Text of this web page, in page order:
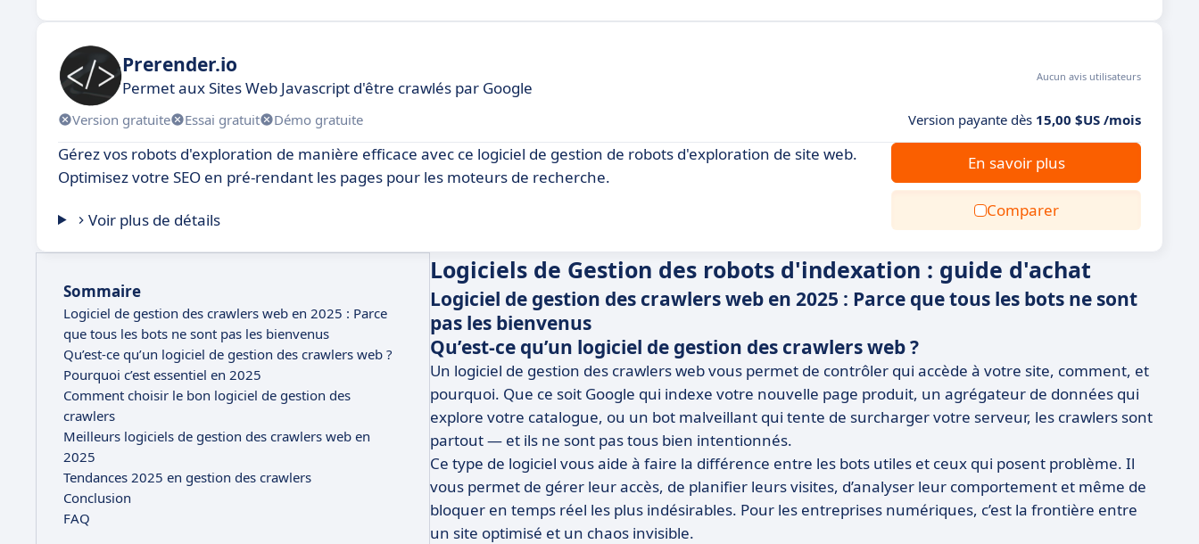
Prerender.io
Permet aux Sites Web Javascript d'être crawlés par Google
Aucun avis utilisateurs
Version gratuite Essai gratuit Démo gratuite Version payante dès 15,00 $US /mois
Gérez vos robots d'exploration de manière efficace avec ce logiciel de gestion de robots d'exploration de site web.
Optimisez votre SEO en pré-rendant les pages pour les moteurs de recherche.
Voir plus de détails
En savoir plus
Comparer
Sommaire
Logiciel de gestion des crawlers web en 2025 : Parce
que tous les bots ne sont pas les bienvenus
Qu’est-ce qu’un logiciel de gestion des crawlers web ?
Pourquoi c’est essentiel en 2025
Comment choisir le bon logiciel de gestion des
crawlers
Meilleurs logiciels de gestion des crawlers web en
2025
Tendances 2025 en gestion des crawlers
Conclusion
FAQ
Logiciels de Gestion des robots d'indexation : guide d'achat
Logiciel de gestion des crawlers web en 2025 : Parce que tous les bots ne sont
pas les bienvenus
Qu’est-ce qu’un logiciel de gestion des crawlers web ?
Un logiciel de gestion des crawlers web vous permet de contrôler qui accède à votre site, comment, et
pourquoi. Que ce soit Google qui indexe votre nouvelle page produit, un agrégateur de données qui
explore votre catalogue, ou un bot malveillant qui tente de surcharger votre serveur, les crawlers sont
partout — et ils ne sont pas tous bien intentionnés.
Ce type de logiciel vous aide à faire la différence entre les bots utiles et ceux qui posent problème. Il
vous permet de gérer leur accès, de planifier leurs visites, d’analyser leur comportement et même de
bloquer en temps réel les plus indésirables. Pour les entreprises numériques, c’est la frontière entre
un site optimisé et un chaos invisible.